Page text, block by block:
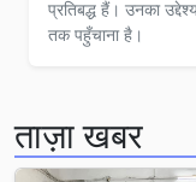
प्रतिबद्ध हैं। उनका
तक पहुँचाना है।
ताज़ा खबर